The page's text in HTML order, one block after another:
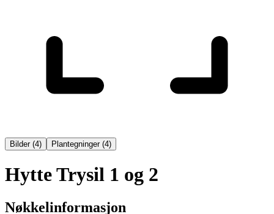
Bilder(4) Plantegninger(4)
Hytte Trysil 1 og 2
Nøkkelinformasjon